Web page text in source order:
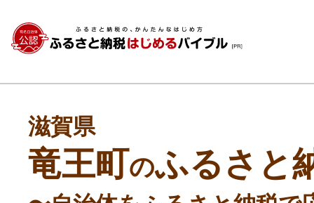
滋賀県
竜王町のふるさと